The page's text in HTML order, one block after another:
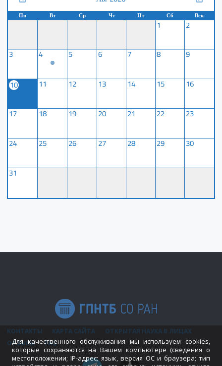
Пн Вт Ср Чт Пт Сб Вск
1 2
3 4 5 6 7 8 9
10 11 12 13 14 15 16
17 18 19 20 21 22 23
24 25 26 27 28 29 30
31
КОНТАКТЫ КАРТА САЙТА
ОТКРЫТАЯ НАУКА В ЛИЦАХ
ОТЗЫВЫ
FAQ
Для качественного обслуживания мы используем cookies,
которые сохраняются на Вашем компьютере (сведения о
местоположении; IP-адрес; язык, версия ОС и браузера; тип